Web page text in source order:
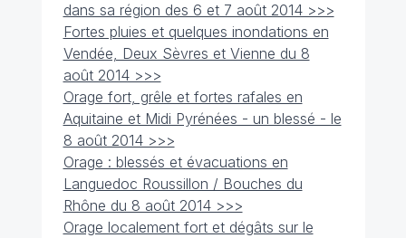
dans sa région des 6 et 7 août 2014 >>>
Fortes pluies et quelques inondations en
Vendée, Deux Sèvres et Vienne du 8
août 2014 >>>
Orage fort, grêle et fortes rafales en
Aquitaine et Midi Pyrénées - un blessé - le
8 août 2014 >>>
Orage : blessés et évacuations en
Languedoc Roussillon / Bouches du
Rhône du 8 août 2014 >>>
Orage localement fort et dégâts sur le